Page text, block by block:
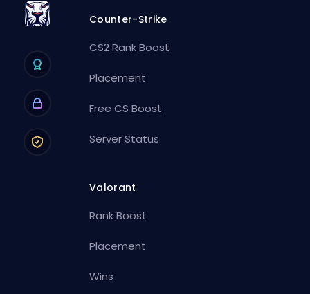
Counter-Strike
CS2 Rank Boost
Placement
Free CS Boost
Server Status
Valorant
Rank Boost
Placement
Wins